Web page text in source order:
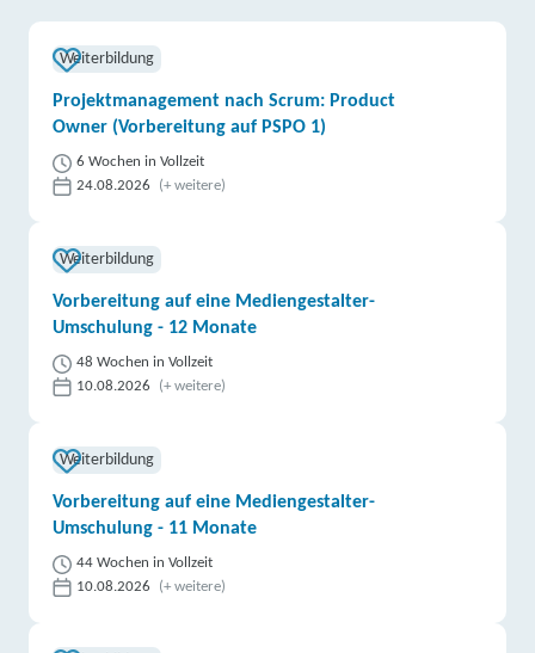
Weiterbildung
Projektmanagement nach Scrum: Product
Owner (Vorbereitung auf PSPO 1)
6 Wochen in Vollzeit
24.08.2026
(+ weitere)
Weiterbildung
Vorbereitung auf eine Mediengestalter-
Umschulung - 12 Monate
48 Wochen in Vollzeit
10.08.2026
(+ weitere)
Weiterbildung
Vorbereitung auf eine Mediengestalter-
Umschulung - 11 Monate
44 Wochen in Vollzeit
10.08.2026
(+ weitere)